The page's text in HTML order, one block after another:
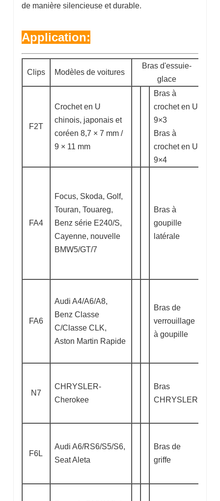
de manière silencieuse et durable.
Application:
Clips Modèles de voitures
Bras d'essuie-
glace
F2T
Crochet en U
chinois, japonais et
coréen 8,7 × 7 mm /
9 × 11 mm
Bras à
crochet en U
9×3
Bras à
crochet en U
9×4
FA4
Focus, Skoda, Golf,
Touran, Touareg,
Benz série E240/S,
Cayenne, nouvelle
BMW5/GT/7
Bras à
goupille
latérale
FA6
Audi A4/A6/A8,
Benz Classe
C/Classe CLK,
Aston Martin Rapide
Bras de
verrouillage
à goupille
N7
CHRYSLER-
Cherokee
Bras
CHRYSLER
F6L
Audi A6/RS6/S5/S6,
Seat Aleta
Bras de
griffe